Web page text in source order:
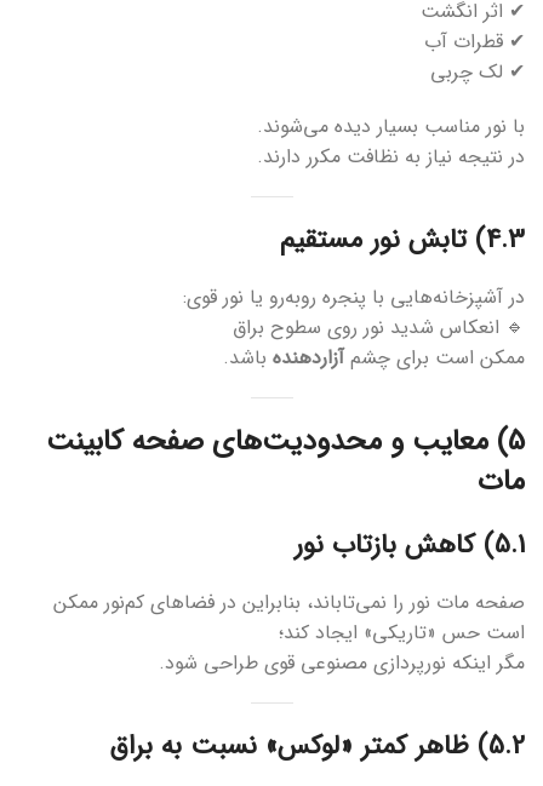
✔ اثر انگشت
✔ قطرات آب
✔ لک چربی
با نور مناسب بسیار دیده می‌شوند.
در نتیجه نیاز به نظافت مکرر دارند.
4.3) تابش نور مستقیم
در آشپزخانه‌هایی با پنجره روبه‌رو یا نور قوی:
🔹 انعکاس شدید نور روی سطوح براق
ممکن است برای چشمآزاردهنده باشد.
5) معایب و محدودیت‌های صفحه کابینت
مات
5.1) کاهش بازتاب نور
صفحه مات نور را نمی‌تاباند، بنابراین در فضاهای کم‌نور ممکن
است حس «تاریکی» ایجاد کند؛
مگر اینکه نورپردازی مصنوعی قوی طراحی شود.
5.2) ظاهر کمتر «لوکس» نسبت به براق